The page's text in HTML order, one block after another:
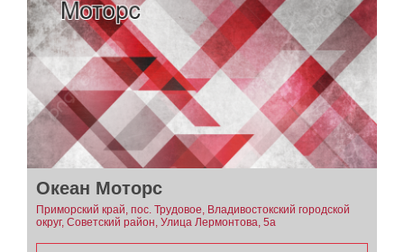
Океан Моторс
Приморский край, пос. Трудовое, Владивостокский городской
округ, Советский район, Улица Лермонтова, 5а